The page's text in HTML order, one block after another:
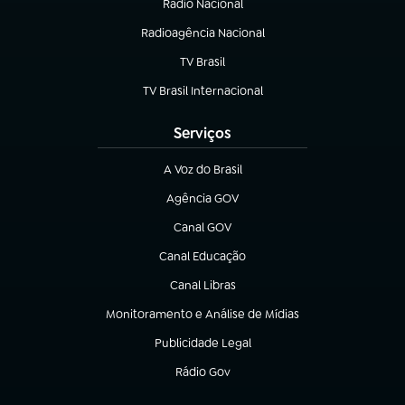
Rádio Nacional
Radioagência Nacional
(abre em nova aba)
TV Brasil
(abre em nova aba)
TV Brasil Internacional
(abre em nova aba)
Serviços
A Voz do Brasil
(abre em nova aba)
Agência GOV
(abre em nova aba)
Canal GOV
(abre em nova aba)
Canal Educação
(abre em nova aba)
Canal Libras
(abre em nova aba)
Monitoramento e Análise de Mídias
(abre em nova aba)
Publicidade Legal
(abre em nova aba)
Rádio Gov
(abre em nova aba)